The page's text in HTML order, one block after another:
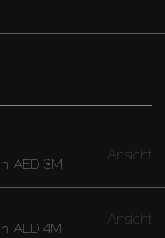
AED 3M
Ansicht
AED 4M
Ansicht